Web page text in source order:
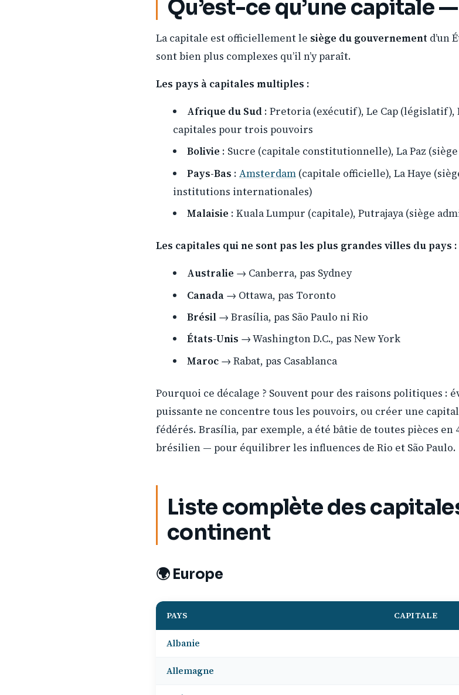
Qu’est-ce qu’une capitale
La capitale est officiellement le siège du gouvernement d’un
sont bien plus complexes qu’il n’y paraît.
Les pays à capitales multiples :
Afrique du Sud : Pretoria (exécutif), Le Cap
capitales pour trois pouvoirs
Bolivie : Sucre (capitale constitutionnelle), La Paz
Pays-Bas :Amsterdam (capitale officielle), La Haye
institutions internationales)
Malaisie : Kuala Lumpur (capitale), Putrajaya (siège
Les capitales qui ne sont pas les plus grandes villes du pays :
Australie → Canberra, pas Sydney
Canada → Ottawa, pas Toronto
Brésil → Brasília, pas São Paulo ni Rio
États-Unis → Washington D.C., pas New York
Maroc → Rabat, pas Casablanca
Pourquoi ce décalage ? Souvent pour des raisons politiques :
puissante ne concentre tous les pouvoirs, ou créer une
fédérés. Brasília, par exemple, a été bâtie de toutes pièces
brésilien — pour équilibrer les influences de Rio et São Paulo.
Liste complète des
continent
🌍 Europe
PAYS CAPITALE
Albanie
Allemagne